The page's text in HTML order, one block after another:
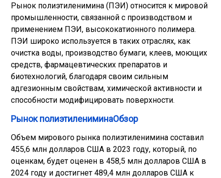
Рынок полиэтиленимина (ПЭИ) относится к мировой
промышленности, связанной с производством и
применением ПЭИ, высококатионного полимера.
ПЭИ широко используется в таких отраслях, как
очистка воды, производство бумаги, клеев, моющих
средств, фармацевтических препаратов и
биотехнологий, благодаря своим сильным
адгезионным свойствам, химической активности и
способности модифицировать поверхности.
Рынок полиэтилениминаОбзор
Объем мирового рынка полиэтиленимина составил
455,6 млн долларов США в 2023 году, который, по
оценкам, будет оценен в 458,5 млн долларов США в
2024 году и достигнет 489,4 млн долларов США к